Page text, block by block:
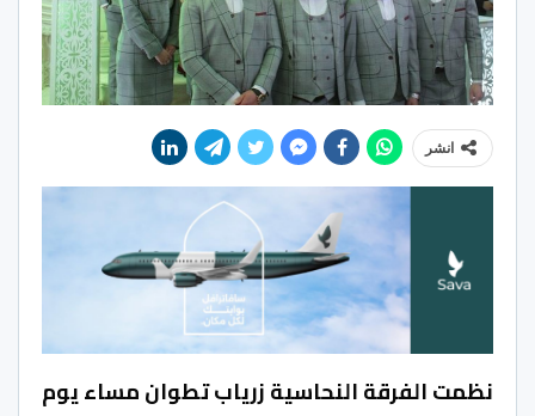
انشر
نظمت الفرقة النحاسية زرياب تطوان مساء يوم